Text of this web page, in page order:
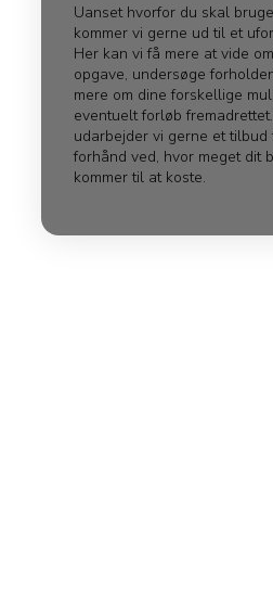
Uanset hvorfor du skal
kommer vi gerne ud til et
Her kan vi få mere at vide
opgave, undersøge
mere om dine forskellige
eventuelt forløb
udarbejder vi gerne et tilbud
forhånd ved, hvor meget dit
kommer til at koste.